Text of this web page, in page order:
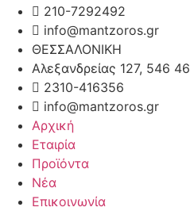
210-7292492
info@mantzoros.gr
ΘΕΣΣΑΛΟΝΙΚΗ
Αλεξανδρείας 127, 546 46
2310-416356
info@mantzoros.gr
Αρχική
Εταιρία
Προϊόντα
Νέα
Επικοινωνία